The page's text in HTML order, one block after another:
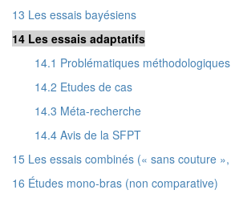
13 Les essais bayésiens
14 Les essais adaptatifs
14.1 Problématiques méthodologiques
14.2 Etudes de cas
14.3 Méta-recherche
14.4 Avis de la SFPT
15 Les essais combinés (« sans couture »,
16 Études mono-bras (non comparative)